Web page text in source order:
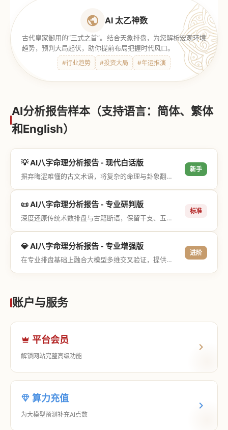
AI 太乙神数
古代皇家御用的“三式之首”。结合天象排盘，为您解析宏观环境
趋势，预判大局起伏，助你提前布局把握时代风口。
#行业趋势 #投资大局 #年运推演
AI分析报告样本（支持语言：简体、繁体
和English）
💡 AI八字命理分析报告 - 现代白话版
摒弃晦涩难懂的古文术语，将复杂的命理与卦象翻译成通俗易懂的现代大白话，直击结果与生活建议，零门槛轻松阅读。
新手
📜 AI八字命理分析报告 - 专业研判版
深度还原传统术数排盘与古籍断语，保留干支、五行与神煞等专业术语，适合追求严谨考证与具备易学基础的用户。
标准
💎 AI八字命理分析报告 - 专业增强版
在专业排盘基础上融合大模型多维交叉验证，提供更详尽的流年推演、应期运筹、象意深度剖析，以及全方位的运筹决策指导。
进阶
账户与服务
平台会员
解锁网站完整高级功能
算力充值
为大模型预测补充AI点数